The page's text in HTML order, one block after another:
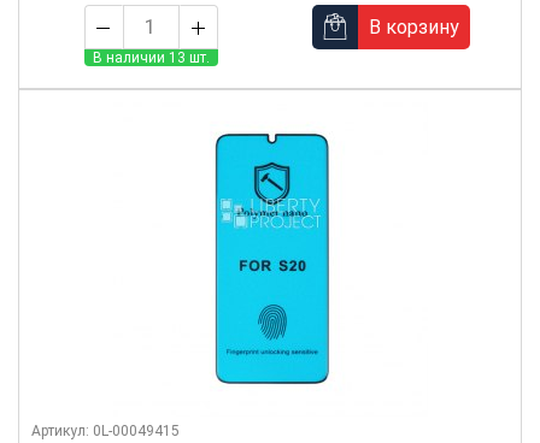
В наличии 13 шт.
В корзину
Артикул: 0L-00049415